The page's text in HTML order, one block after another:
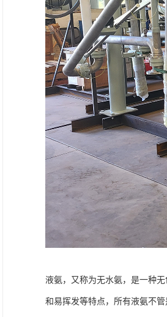
液氨，又称为无水氨，是一种
和易挥发等特点，所有液氨不